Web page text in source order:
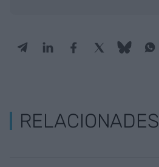
RELACIONADES